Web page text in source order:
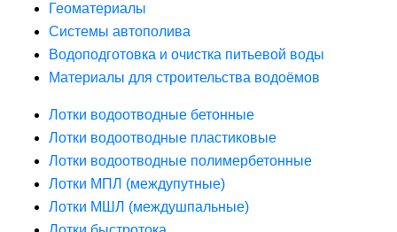
Геоматериалы
Системы автополива
Водоподготовка и очистка питьевой воды
Материалы для строительства водоёмов
Лотки водоотводные бетонные
Лотки водоотводные пластиковые
Лотки водоотводные полимербетонные
Лотки МПЛ (междупутные)
Лотки МШЛ (междушпальные)